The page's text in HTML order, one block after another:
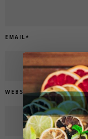
EMAIL*
WEBSITE